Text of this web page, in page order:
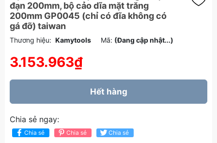
đạn 200mm, bộ cảo dĩa mặt trăng
200mm GP0045 (chỉ có đĩa không có
gá đỡ) taiwan
Thương hiệu: Kamytools Mã: (Đang cập nhật...)
3.153.963₫
Hết hàng
Chia sẻ ngay:
Chia sẻ Chia sẻ Chia sẻ